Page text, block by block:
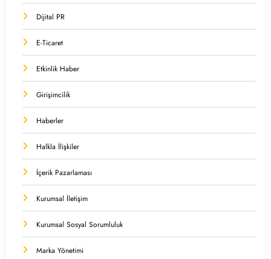
Dijital PR
E-Ticaret
Etkinlik Haber
Girişimcilik
Haberler
Halkla İlişkiler
İçerik Pazarlaması
Kurumsal İletişim
Kurumsal Sosyal Sorumluluk
Marka Yönetimi